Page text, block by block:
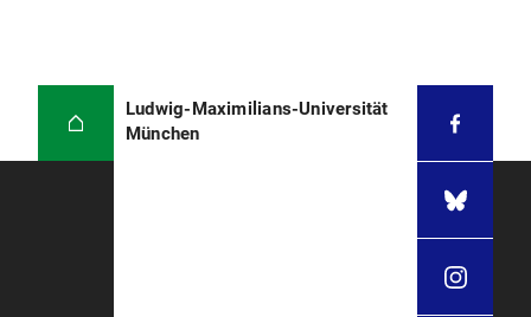
Ludwig-Maximilians-Universität
München